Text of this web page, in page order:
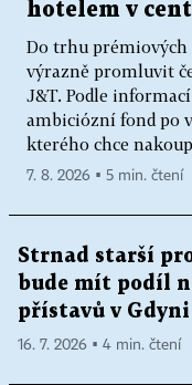
hotelem v
Do trhu prémiových
výrazně promluvit
J&T. Podle
ambiciózní fond po
kterého chce
7. 8. 2026 ▪ 5 min. čtení
Strnad starší
bude mít podíl
přístavů v
16. 7. 2026 ▪ 4 min. čtení